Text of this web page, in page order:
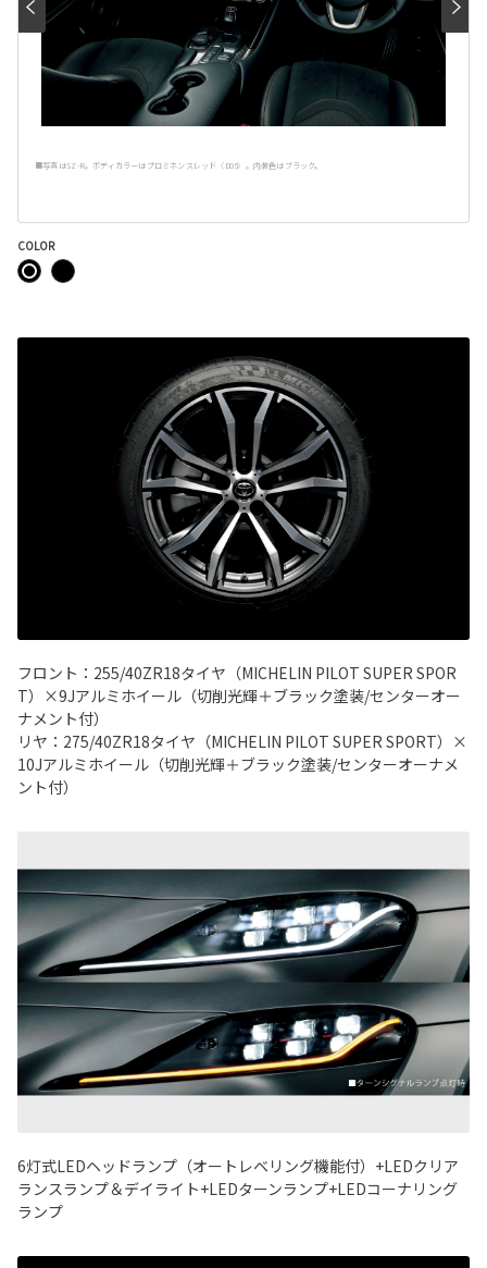
■写真はSZ-R。ボディカラーはプロミネンスレッド〈D05〉。内装色はブラック。
COLOR
フロント：255/40ZR18タイヤ（MICHELIN PILOT SUPER SPOR
T）×9Jアルミホイール（切削光輝＋ブラック塗装/センターオー
ナメント付）
リヤ：275/40ZR18タイヤ（MICHELIN PILOT SUPER SPORT）×
10Jアルミホイール（切削光輝＋ブラック塗装/センターオーナメ
ント付）
6灯式LEDヘッドランプ（オートレベリング機能付）+LEDクリア
ランスランプ＆デイライト+LEDターンランプ+LEDコーナリング
ランプ